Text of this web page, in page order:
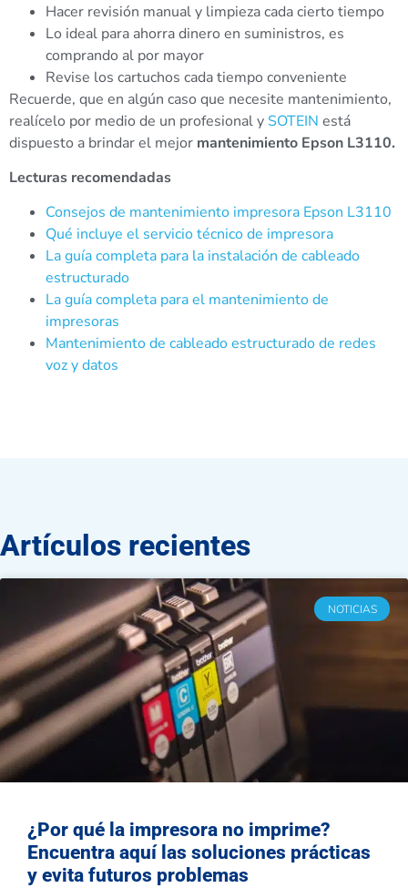
Hacer revisión manual y limpieza cada cierto tiempo
Lo ideal para ahorra dinero en suministros, es
comprando al por mayor
Revise los cartuchos cada tiempo conveniente
Recuerde, que en algún caso que necesite mantenimiento,
realícelo por medio de un profesional y SOTEIN está
dispuesto a brindar el mejor mantenimiento Epson L3110.
Lecturas recomendadas
Consejos de mantenimiento impresora Epson L3110
Qué incluye el servicio técnico de impresora
La guía completa para la instalación de cableado
estructurado
La guía completa para el mantenimiento de
impresoras
Mantenimiento de cableado estructurado de redes
voz y datos
Artículos recientes
NOTICIAS
¿Por qué la impresora no imprime?
Encuentra aquí las soluciones prácticas
y evita futuros problemas